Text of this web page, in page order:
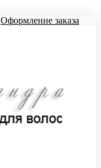
Оформление заказа